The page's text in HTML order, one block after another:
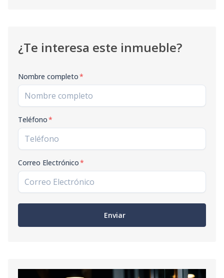
¿Te interesa este inmueble?
Nombre completo*
Teléfono*
Correo Electrónico*
Enviar